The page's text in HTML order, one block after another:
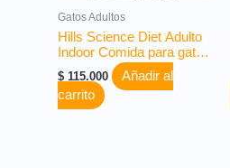
Gatos Adultos
Hills Science Diet Adulto
Indoor Comida para gato
x 3lb o 1,58Kg
$115.000
Añadir al
carrito